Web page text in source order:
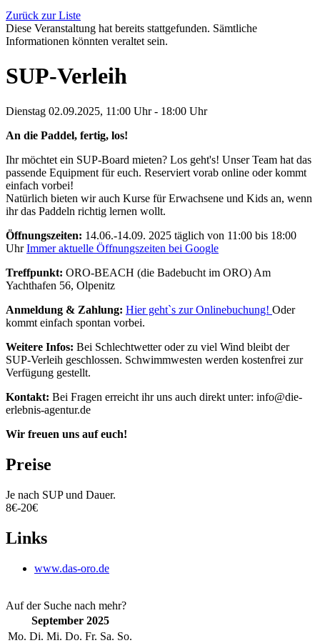
Zurück zur Liste
Diese Veranstaltung hat bereits stattgefunden. Sämtliche
Informationen könnten veraltet sein.
SUP-Verleih
Dienstag 02.09.2025, 11:00 Uhr - 18:00 Uhr
An die Paddel, fertig, los!
Ihr möchtet ein SUP-Board mieten? Los geht's! Unser Team hat das
passende Equipment für euch. Reserviert vorab online oder kommt
einfach vorbei!
Natürlich bieten wir auch Kurse für Erwachsene und Kids an, wenn
ihr das Paddeln richtig lernen wollt.
Öffnungszeiten: 14.06.-14.09. 2025 täglich von 11:00 bis 18:00
UhrImmer aktuelle Öffnungszeiten bei Google
Treffpunkt: ORO-BEACH (die Badebucht im ORO) Am
Yachthafen 56, Olpenitz
Anmeldung & Zahlung: Hier geht`s zur Onlinebuchung! Oder
kommt einfach spontan vorbei.
Weitere Infos: Bei Schlechtwetter oder zu viel Wind bleibt der
SUP-Verleih geschlossen. Schwimmwesten werden kostenfrei zur
Verfügung gestellt.
Kontakt: Bei Fragen erreicht ihr uns auch direkt unter: info@die-
erlebnis-agentur.de
Wir freuen uns auf euch!
Preise
Je nach SUP und Dauer.
8€-20€
Links
www.das-oro.de
Auf der Suche nach mehr?
September 2025
Mo. Di. Mi. Do. Fr. Sa. So.